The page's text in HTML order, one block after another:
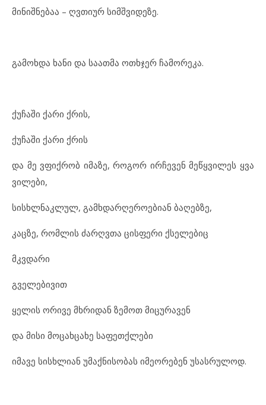
მინიშნებაა – ღვთიურ სიმშვიდეზე.
გამოხდა ხანი და საათმა ოთხჯერ ჩამორეკა.
ქუჩაში ქარი ქრის,
ქუჩაში ქარი ქრის
და მე ვფიქრობ იმაზე, როგორ ირჩევენ მეწყვილეს ყვა
ვილები,
სისხლნაკლულ, გამხდარღეროებიან ბაღებზე,
კაცზე, რომლის ძარღვთა ცისფერი ქსელებიც
მკვდარი
გველებივით
ყელის ორივე მხრიდან ზემოთ მიცურავენ
და მისი მოცახცახე საფეთქლები
იმავე სისხლიან უმაქნისობას იმეორებენ უსასრულოდ.